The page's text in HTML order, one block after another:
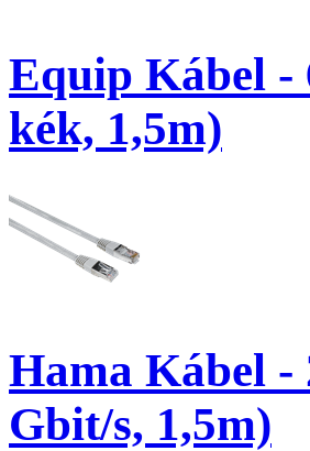
Equip Kábel -
kék, 1,5m)
Hama Kábel -
Gbit/s, 1,5m)